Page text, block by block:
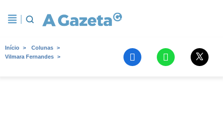
Início
Colunas
Vilmara Fernandes